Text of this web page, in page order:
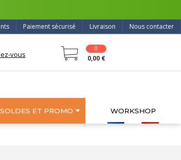
Nous contacter
Livraison
Paiement sécurisé
vous
0
0,00 €
SOLDES ET PROMO WORKSHOP